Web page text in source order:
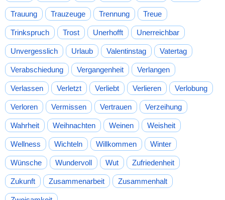
Trauung Trauzeuge Trennung Treue
Trinkspruch Trost Unerhofft Unerreichbar
Unvergesslich Urlaub Valentinstag Vatertag
Verabschiedung Vergangenheit Verlangen
Verlassen Verletzt Verliebt Verlieren Verlobung
Verloren Vermissen Vertrauen Verzeihung
Wahrheit Weihnachten Weinen Weisheit
Wellness Wichteln Willkommen Winter
Wünsche Wundervoll Wut Zufriedenheit
Zukunft Zusammenarbeit Zusammenhalt